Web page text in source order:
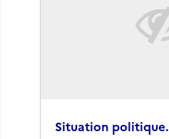
Situation politique.